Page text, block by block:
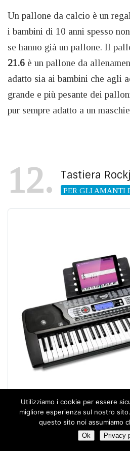
Un pallone da calcio è un
i bambini di 10 anni spesso
se hanno già un pallone. Il
21.6 è un pallone da
adatto sia ai bambini che agli
grande e più pesante dei
pur sempre adatto a un
12 Tastiera
PER GLI AMANTI
Utilizziamo i cookie per essere
migliore esperienza sul nostro
questo sito noi assumiamo
Ok Privacy